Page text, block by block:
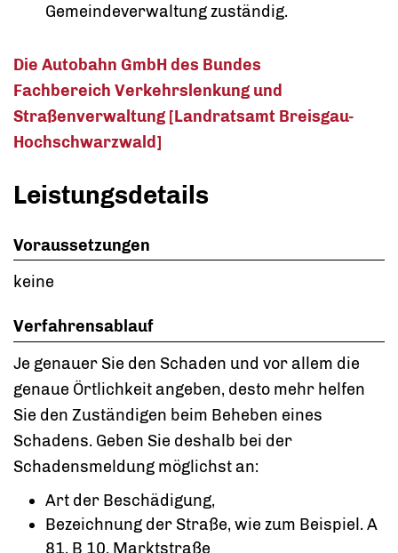
Gemeindeverwaltung zuständig.
Die Autobahn GmbH des Bundes
Fachbereich Verkehrslenkung und
Straßenverwaltung [Landratsamt Breisgau-
Hochschwarzwald]
Leistungsdetails
Voraussetzungen
keine
Verfahrensablauf
Je genauer Sie den Schaden und vor allem die
genaue Örtlichkeit angeben, desto mehr helfen
Sie den Zuständigen beim Beheben eines
Schadens. Geben Sie deshalb bei der
Schadensmeldung möglichst an:
Art der Beschädigung,
Bezeichnung der Straße, wie zum Beispiel. A
81, B 10, Marktstraße